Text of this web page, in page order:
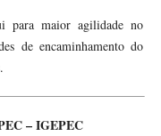
para maior agilidade no
de encaminhamento do
– IGEPEC